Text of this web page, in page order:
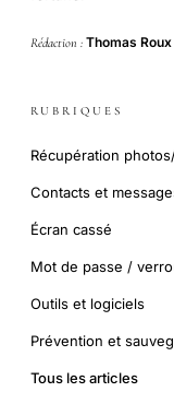
Rédaction : Thomas Roux
RUBRIQUES
Récupération
Contacts et
Écran cassé
Mot de passe /
Outils et logiciels
Prévention et
Tous les articles